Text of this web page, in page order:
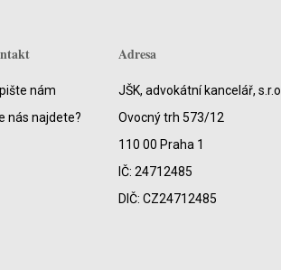
nám
nás najdete?
Adresa
JŠK, advokátní kancelář, s.r.o.
Ovocný trh 573/12
110 00 Praha 1
IČ: 24712485
DIČ: CZ24712485